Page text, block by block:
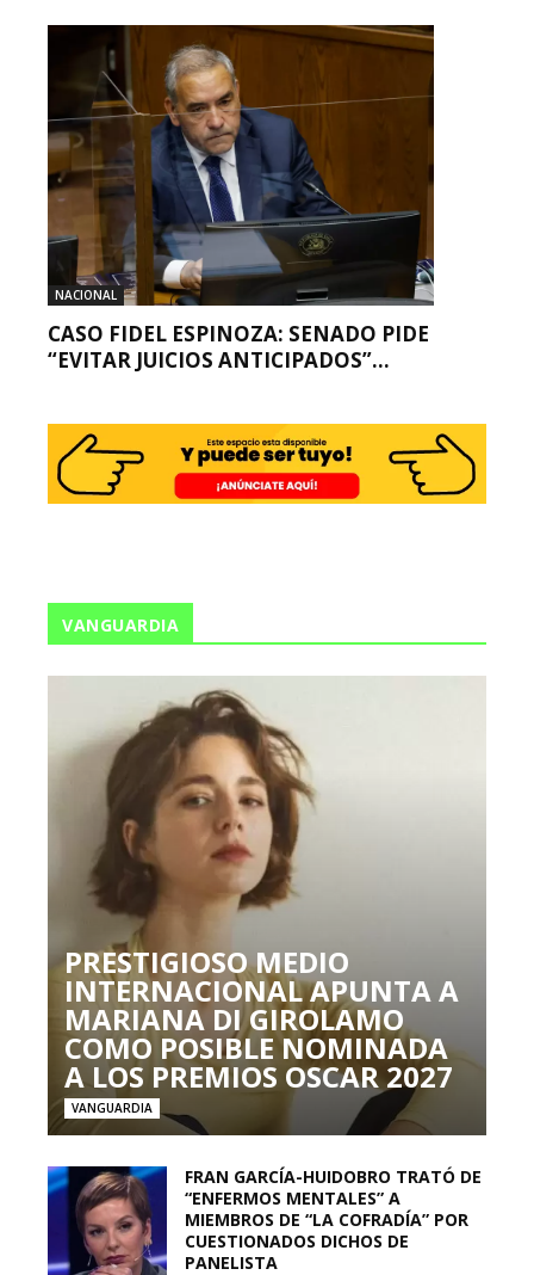
NACIONAL
CASO FIDEL ESPINOZA: SENADO PIDE
“EVITAR JUICIOS ANTICIPADOS”...
VANGUARDIA
PRESTIGIOSO MEDIO
INTERNACIONAL APUNTA A
MARIANA DI GIROLAMO
COMO POSIBLE NOMINADA
A LOS PREMIOS OSCAR 2027
VANGUARDIA
FRAN GARCÍA-HUIDOBRO TRATÓ DE
“ENFERMOS MENTALES” A
MIEMBROS DE “LA COFRADÍA” POR
CUESTIONADOS DICHOS DE
PANELISTA